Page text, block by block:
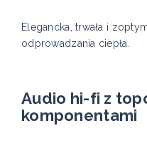
Elegancka, trwała i
odprowadzania ciepła.
Audio hi-fi z
komponentami